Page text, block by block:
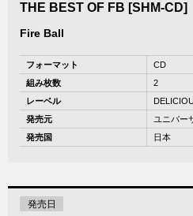
THE BEST OF FB [SHM-CD]
Fire Ball
フォーマット
CD
組み枚数
2
レーベル
発売元
ユニバー
発売国
日本
発売日